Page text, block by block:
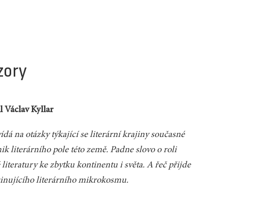
Václav Kyllar
na otázky týkající se literární krajiny současné
literárního pole této země. Padne slovo o roli
ke zbytku kontinentu i světa. A řeč přijde
literárního mikrokosmu.